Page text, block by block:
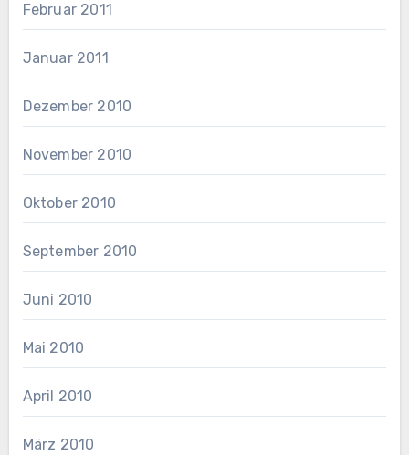
Februar 2011
Januar 2011
Dezember 2010
November 2010
Oktober 2010
September 2010
Juni 2010
Mai 2010
April 2010
März 2010